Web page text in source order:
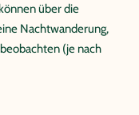
über die
Nachtwanderung,
(je nach